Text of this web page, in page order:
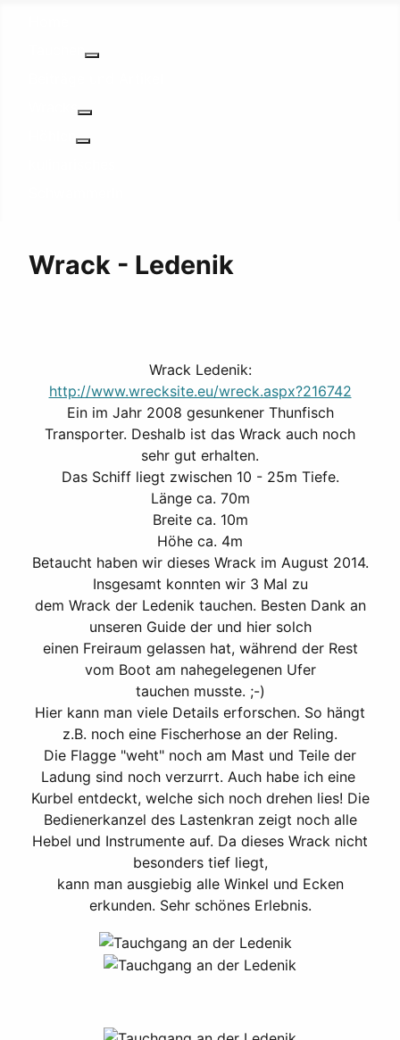
Wrack - Ledenik
Wrack Ledenik:
http://www.wrecksite.eu/wreck.aspx?216742
Ein im Jahr 2008 gesunkener Thunfisch
Transporter. Deshalb ist das Wrack auch noch
sehr gut erhalten.
Das Schiff liegt zwischen 10 - 25m Tiefe.
Länge ca. 70m
Breite ca. 10m
Höhe ca. 4m
Betaucht haben wir dieses Wrack im August 2014.
Insgesamt konnten wir 3 Mal zu
dem Wrack der Ledenik tauchen. Besten Dank an
unseren Guide der und hier solch
einen Freiraum gelassen hat, während der Rest
vom Boot am nahegelegenen Ufer
tauchen musste. ;-)
Hier kann man viele Details erforschen. So hängt
z.B. noch eine Fischerhose an der Reling.
Die Flagge "weht" noch am Mast und Teile der
Ladung sind noch verzurrt. Auch habe ich eine
Kurbel entdeckt, welche sich noch drehen lies! Die
Bedienerkanzel des Lastenkran zeigt noch alle
Hebel und Instrumente auf. Da dieses Wrack nicht
besonders tief liegt,
kann man ausgiebig alle Winkel und Ecken
erkunden. Sehr schönes Erlebnis.